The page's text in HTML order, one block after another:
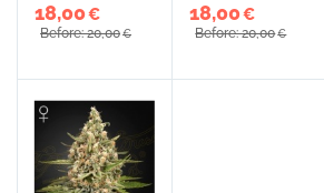
18,00€
Before: 20,00€
18,00€
Before: 20,00€